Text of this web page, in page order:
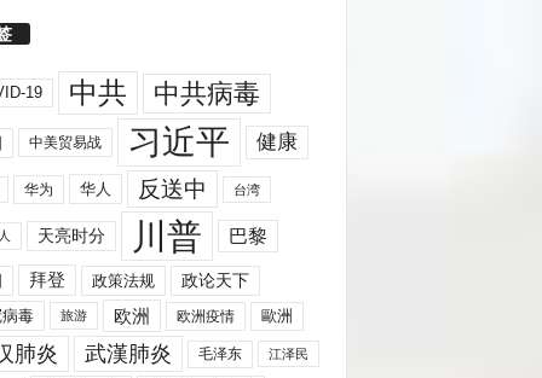
19 中共 中共病毒
中美贸易战 习近平 健康
华为 华人 反送中 台湾
天亮时分 川普 巴黎
拜登 政策法规
政论天下
毒
旅游 欧洲 欧洲疫情 歐洲
肺炎 武漢肺炎 毛泽东 江泽民